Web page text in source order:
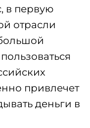
в первую
отрасли
привлечет
деньги в